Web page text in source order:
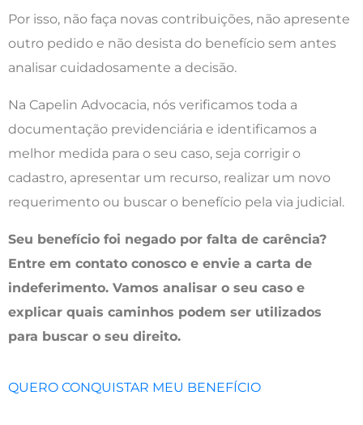
Por isso, não faça novas contribuições, não apresente
outro pedido e não desista do benefício sem antes
analisar cuidadosamente a decisão.
Na Capelin Advocacia, nós verificamos toda a
documentação previdenciária e identificamos a
melhor medida para o seu caso, seja corrigir o
cadastro, apresentar um recurso, realizar um novo
requerimento ou buscar o benefício pela via judicial.
Seu benefício foi negado por falta de carência?
Entre em contato conosco e envie a carta de
indeferimento. Vamos analisar o seu caso e
explicar quais caminhos podem ser utilizados
para buscar o seu direito.
QUERO CONQUISTAR MEU BENEFÍCIO